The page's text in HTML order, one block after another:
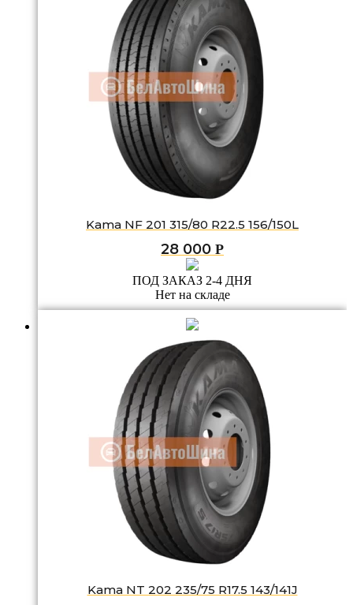
Kama NF 201 315/80 R22.5 156/150L
28 000 Р
ПОД ЗАКАЗ 2-4 ДНЯ
Нет на складе
Kama NT 202 235/75 R17.5 143/141J